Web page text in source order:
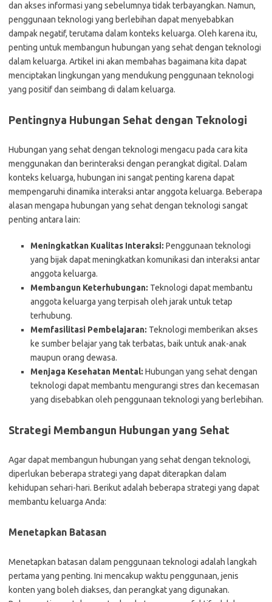
dan akses informasi yang sebelumnya tidak terbayangkan. Namun,
penggunaan teknologi yang berlebihan dapat menyebabkan
dampak negatif, terutama dalam konteks keluarga. Oleh karena itu,
penting untuk membangun hubungan yang sehat dengan teknologi
dalam keluarga. Artikel ini akan membahas bagaimana kita dapat
menciptakan lingkungan yang mendukung penggunaan teknologi
yang positif dan seimbang di dalam keluarga.
Pentingnya Hubungan Sehat dengan Teknologi
Hubungan yang sehat dengan teknologi mengacu pada cara kita
menggunakan dan berinteraksi dengan perangkat digital. Dalam
konteks keluarga, hubungan ini sangat penting karena dapat
mempengaruhi dinamika interaksi antar anggota keluarga. Beberapa
alasan mengapa hubungan yang sehat dengan teknologi sangat
penting antara lain:
Meningkatkan Kualitas Interaksi: Penggunaan teknologi
yang bijak dapat meningkatkan komunikasi dan interaksi antar
anggota keluarga.
Membangun Keterhubungan: Teknologi dapat membantu
anggota keluarga yang terpisah oleh jarak untuk tetap
terhubung.
Memfasilitasi Pembelajaran: Teknologi memberikan akses
ke sumber belajar yang tak terbatas, baik untuk anak-anak
maupun orang dewasa.
Menjaga Kesehatan Mental: Hubungan yang sehat dengan
teknologi dapat membantu mengurangi stres dan kecemasan
yang disebabkan oleh penggunaan teknologi yang berlebihan.
Strategi Membangun Hubungan yang Sehat
Agar dapat membangun hubungan yang sehat dengan teknologi,
diperlukan beberapa strategi yang dapat diterapkan dalam
kehidupan sehari-hari. Berikut adalah beberapa strategi yang dapat
membantu keluarga Anda:
Menetapkan Batasan
Menetapkan batasan dalam penggunaan teknologi adalah langkah
pertama yang penting. Ini mencakup waktu penggunaan, jenis
konten yang boleh diakses, dan perangkat yang digunakan.